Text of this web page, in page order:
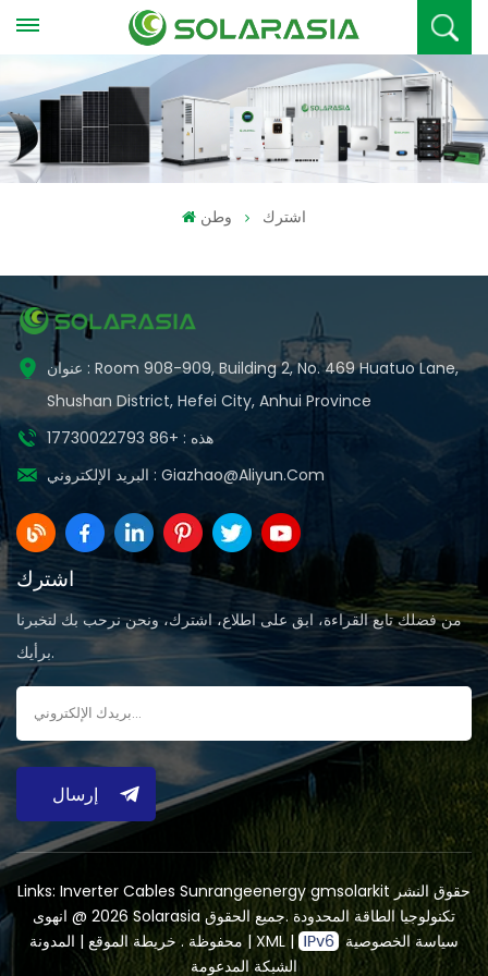
وطن اشترك
عنوان : Room 908-909, Building 2, No. 469 Huatuo Lane,
Shushan District, Hefei City, Anhui Province
هذه : +86 17730022793
البريد الإلكتروني : Giazhao@aliyun.com
اشترك
من فضلك تابع القراءة، ابق على اطلاع، اشترك، ونحن نرحب بك لتخبرنا
برأيك.
إرسال
Links: Inverter Cables Sunrangeenergy gmsolarkit
2026 @ انهوى Solarasia تكنولوجيا الطاقة المحدودة .جميع الحقوق
محفوظة .خريطة الموقع | |XML|
سياسة الخصوصية
الشبكة المدعومة